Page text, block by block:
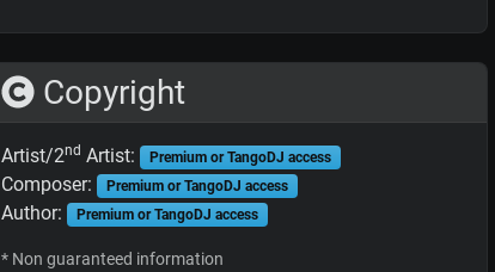
Copyright
Artist/2nd Artist: Premium or TangoDJ access
Composer: Premium or TangoDJ access
Author: Premium or TangoDJ access
* Non guaranteed information